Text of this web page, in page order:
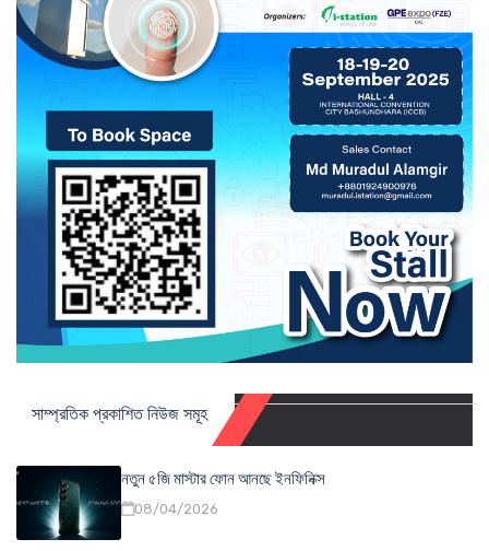
সাম্প্রতিক প্রকাশিত নিউজ সমূহ
নতুন ৫জি মাস্টার ফোন আনছে ইনফিনিক্স
08/04/2026